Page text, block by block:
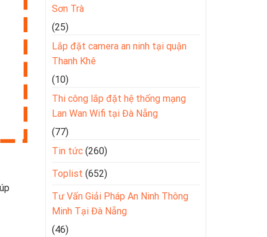
Sơn Trà
(25)
Lắp đặt camera an ninh tại quận
Thanh Khê
(10)
Thi công lắp đặt hệ thống mạng
Lan Wan Wifi tại Đà Nẵng
(77)
Tin tức (260)
Toplist (652)
Tư Vấn Giải Pháp An Ninh Thông
Minh Tại Đà Nẵng
(46)